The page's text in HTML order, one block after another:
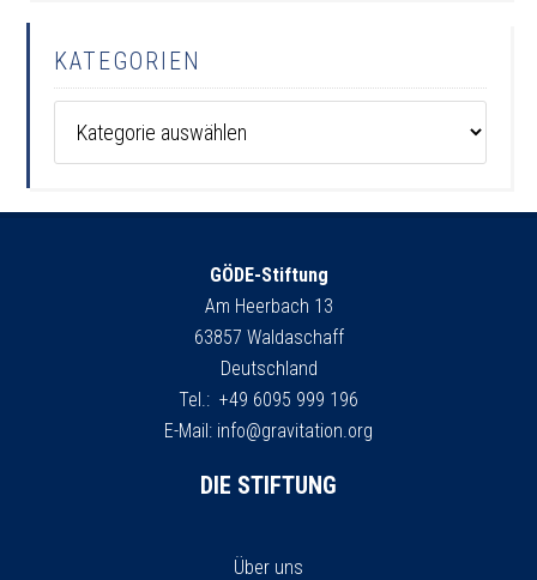
KATEGORIEN
GÖDE-Stiftung
Am Heerbach 13
63857 Waldaschaff
Deutschland
Tel.: +49 6095 999 196
E-Mail: info@gravitation.org
DIE STIFTUNG
Über uns